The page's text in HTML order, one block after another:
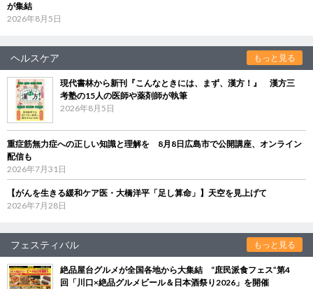
が集結
2026年8月5日
ヘルスケア もっと見る
現代書林から新刊『こんなときには、まず、漢方！』 漢方三
考塾の15人の医師や薬剤師が執筆
2026年8月5日
重症筋無力症への正しい知識と理解を 8月8日広島市で公開講座、オンライン
配信も
2026年7月31日
【がんを生きる緩和ケア医・大橋洋平「足し算命」】天空を見上げて
2026年7月28日
フェスティバル もっと見る
絶品屋台グルメが全国各地から大集結 “庶民派食フェス”第4
回「川口×絶品グルメビール＆日本酒祭り2026」を開催